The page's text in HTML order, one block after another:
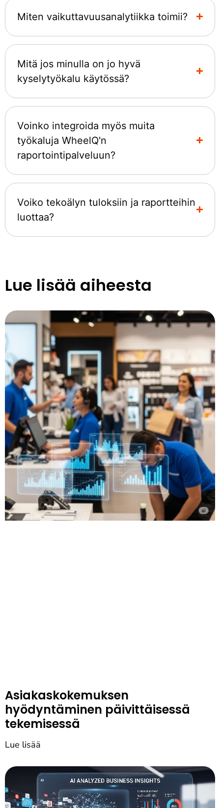
Miten vaikuttavuusanalytiikka toimii?
Mitä jos minulla on jo hyvä
kyselytyökalu käytössä?
Voinko integroida myös muita
työkaluja WheelQ'n
raportointipalveluun?
Voiko tekoälyn tuloksiin ja raportteihin
luottaa?
Lue lisää aiheesta
Asiakaskokemuksen
hyödyntäminen päivittäisessä
tekemisessä
Lue lisää